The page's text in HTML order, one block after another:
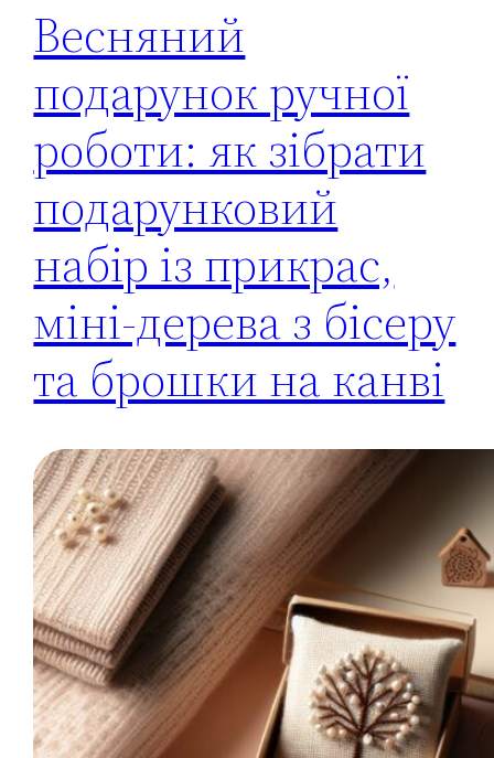
Весняний
подарунок ручної
роботи: як зібрати
подарунковий
набір із прикрас,
міні-дерева з бісеру
та брошки на канві